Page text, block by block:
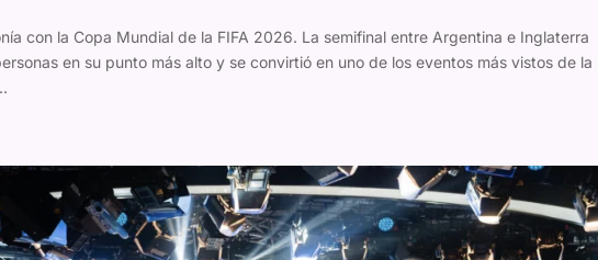
con la Copa Mundial de la FIFA 2026. La semifinal entre Argentina e Inglaterra
en su punto más alto y se convirtió en uno de los eventos más vistos de la